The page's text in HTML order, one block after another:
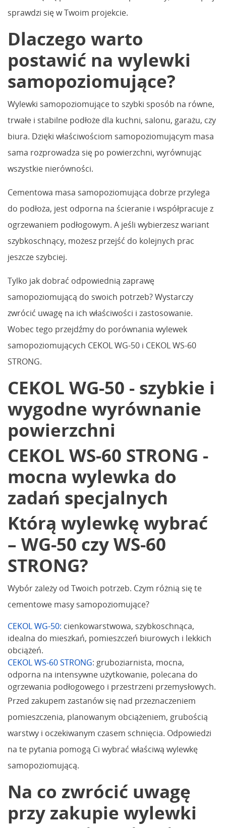
sprawdzi się w Twoim projekcie.
Dlaczego warto
postawić na wylewki
samopoziomujące?
Wylewki samopoziomujące to szybki sposób na równe,
trwałe i stabilne podłoże dla kuchni, salonu, garażu, czy
biura. Dzięki właściwościom samopoziomującym masa
sama rozprowadza się po powierzchni, wyrównując
wszystkie nierówności.
Cementowa masa samopoziomująca dobrze przylega
do podłoża, jest odporna na ścieranie i współpracuje z
ogrzewaniem podłogowym. A jeśli wybierzesz wariant
szybkoschnący, możesz przejść do kolejnych prac
jeszcze szybciej.
Tylko jak dobrać odpowiednią zaprawę
samopoziomującą do swoich potrzeb? Wystarczy
zwrócić uwagę na ich właściwości i zastosowanie.
Wobec tego przejdźmy do porównania wylewek
samopoziomujących CEKOL WG-50 i CEKOL WS-60
STRONG.
CEKOL WG-50 - szybkie i
wygodne wyrównanie
powierzchni
CEKOL WS-60 STRONG -
mocna wylewka do
zadań specjalnych
Którą wylewkę wybrać
– WG-50 czy WS-60
STRONG?
Wybór zależy od Twoich potrzeb. Czym różnią się te
cementowe masy samopoziomujące?
CEKOL WG-50: cienkowarstwowa, szybkoschnąca,
idealna do mieszkań, pomieszczeń biurowych i lekkich
obciążeń.
CEKOL WS-60 STRONG: gruboziarnista, mocna,
odporna na intensywne użytkowanie, polecana do
ogrzewania podłogowego i przestrzeni przemysłowych.
Przed zakupem zastanów się nad przeznaczeniem
pomieszczenia, planowanym obciążeniem, grubością
warstwy i oczekiwanym czasem schnięcia. Odpowiedzi
na te pytania pomogą Ci wybrać właściwą wylewkę
samopoziomującą.
Na co zwrócić uwagę
przy zakupie wylewki